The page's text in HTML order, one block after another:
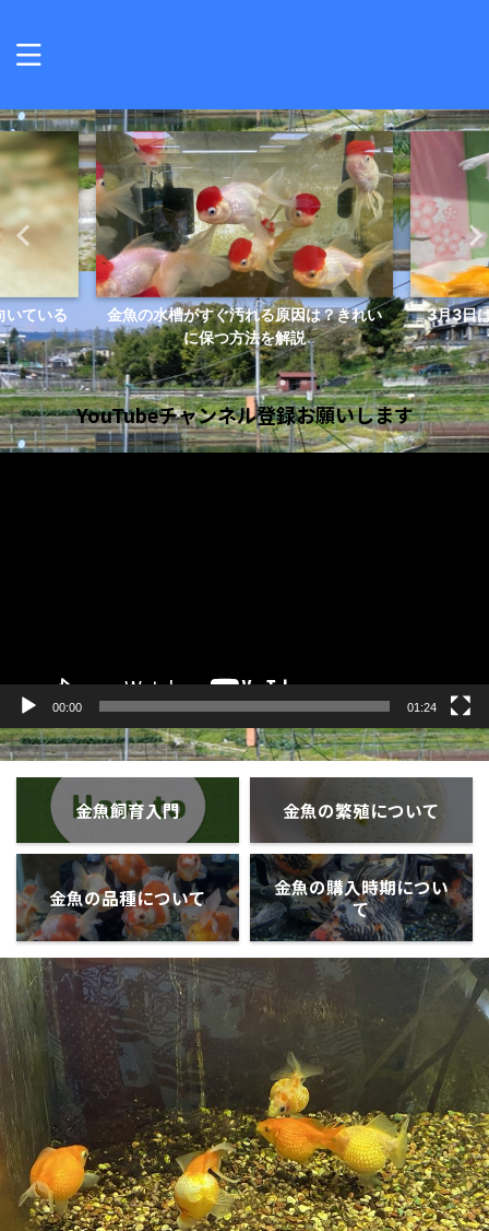
いている
金魚の水槽がすぐ汚れる原因は？きれい
に保つ方法を解説
3月3日
YouTubeチャンネル登録お願いします
00:00 01:24
金魚飼育入門 金魚の繁殖について
金魚の品種について
金魚の購入時期につい
て